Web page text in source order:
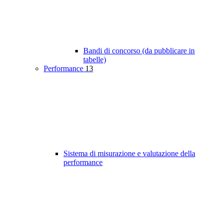
Bandi di concorso (da pubblicare in
tabelle)
Performance 13
Sistema di misurazione e valutazione della
performance